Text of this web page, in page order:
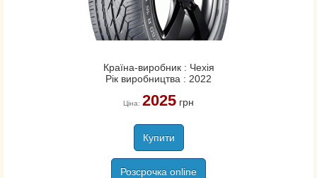
Країна-виробник : Чехія
Рік виробництва : 2022
Ціна: 2025грн
Купити
Розсрочка online